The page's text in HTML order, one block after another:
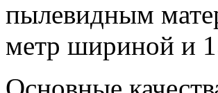
пылевидным
метр шириной и